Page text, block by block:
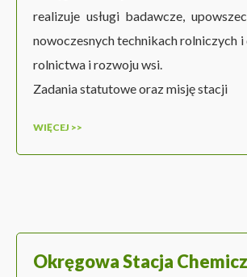
realizuje usługi badawcze,
nowoczesnych technikach rolniczych i
rolnictwa i rozwoju wsi.
Zadania statutowe oraz misję stacji
WIĘCEJ >>
Okręgowa Stacja